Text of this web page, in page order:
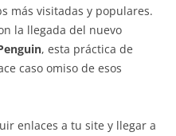
más visitadas y populares.
la llegada del nuevo
, esta práctica de
caso omiso de esos
enlaces a tu site y llegar a